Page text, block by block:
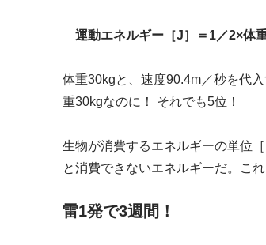
運動エネルギー［J］＝1／2×体
体重30kgと、速度90.4m／秒を代
重30kgなのに！ それでも5位！
生物が消費するエネルギーの単位
と消費できないエネルギーだ。こ
雷1発で3週間！